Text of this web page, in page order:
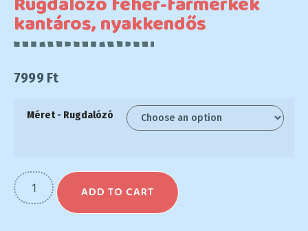
kantáros, nyakkendős
7999 Ft
Méret - Rugdalózó
ADD TO CART